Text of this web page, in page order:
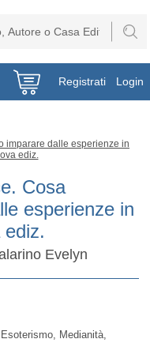
Registrati Login
Cosa
esperienze in
Evelyn
Medianità,